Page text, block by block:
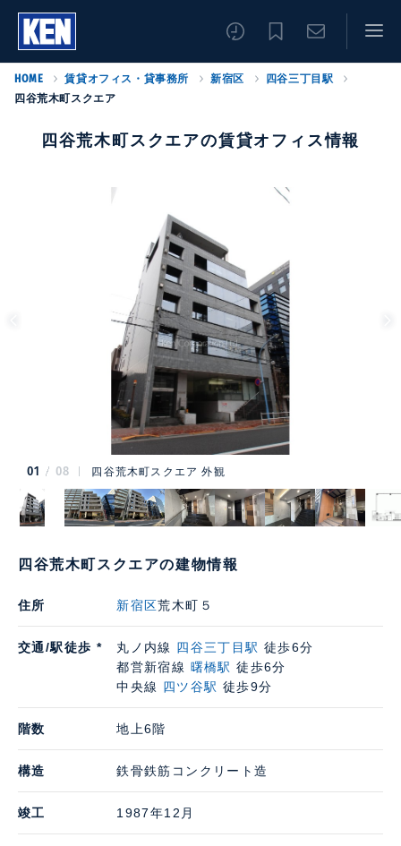
HOME 賃貸オフィス・貸事務所 新宿区
四谷三丁目駅
四谷荒木町スクエア
四谷荒木町スクエアの賃貸オフィス情報
01 08 四谷荒木町スクエア 外観
四谷荒木町スクエアの建物情報
住所 新宿区荒木町５
交通/駅徒歩 * 丸ノ内線 四谷三丁目駅 徒歩6分
都営新宿線 曙橋駅 徒歩6分
中央線 四ツ谷駅 徒歩9分
階数 地上6階
構造 鉄骨鉄筋コンクリート造
竣工 1987年12月